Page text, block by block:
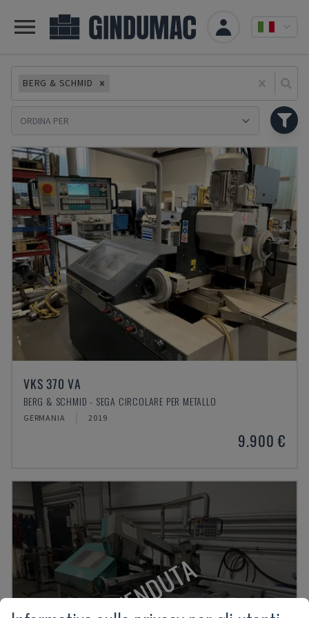
BERG & SCHMID
VKS 370 VA
BERG & SCHMID - SEGA CIRCOLARE PER METALLO
GERMANIA 2019
9.900 €
VENDUTA